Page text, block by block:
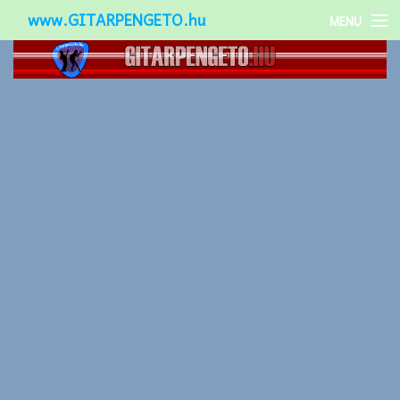
www.GITARPENGETO.hu MENU
Népszerű-